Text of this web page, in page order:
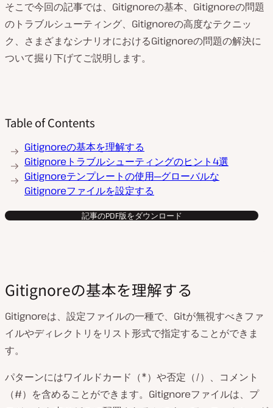
そこで今回の記事では、Gitignoreの基本、Gitignoreの問題
のトラブルシューティング、Gitignoreの高度なテクニッ
ク、さまざまなシナリオにおけるGitignoreの問題の解決に
ついて掘り下げてご説明します。
Table of Contents
Gitignoreの基本を理解する
Gitignoreトラブルシューティングのヒント4選
Gitignoreテンプレートの使用─グローバルな
Gitignoreファイルを設定する
記事のPDF版をダウンロード
Gitignoreの基本を理解する
Gitignoreは、設定ファイルの一種で、Gitが無視すべきファ
イルやディレクトリをリスト形式で指定することができま
す。
パターンにはワイルドカード（*）や否定（/）、コメント
（#）を含めることができます。Gitignoreファイルは、プ